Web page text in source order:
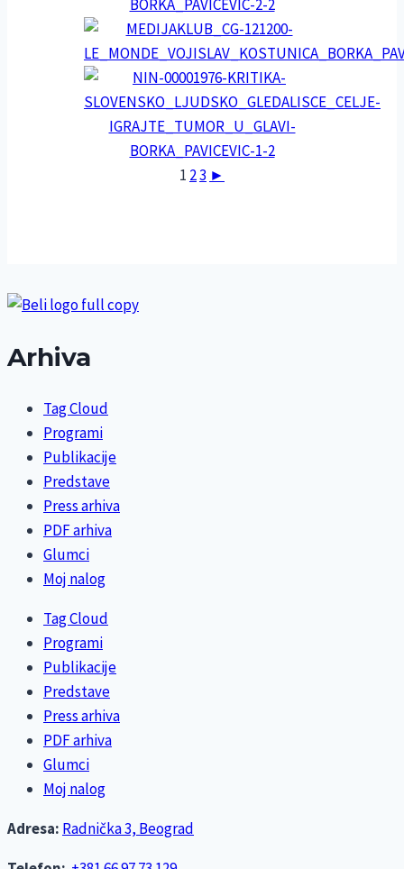
1 23 ►
Arhiva
Tag Cloud
Programi
Publikacije
Predstave
Press arhiva
PDF arhiva
Glumci
Moj nalog
Tag Cloud
Programi
Publikacije
Predstave
Press arhiva
PDF arhiva
Glumci
Moj nalog
Adresa: Radnička 3, Beograd